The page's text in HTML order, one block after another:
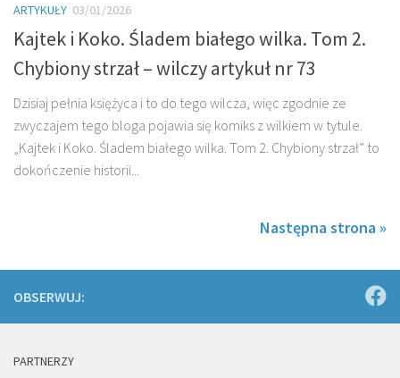
ARTYKUŁY 03/01/2026
Kajtek i Koko. Śladem białego wilka. Tom 2.
Chybiony strzał – wilczy artykuł nr 73
Dzisiaj pełnia księżyca i to do tego wilcza, więc zgodnie ze
zwyczajem tego bloga pojawia się komiks z wilkiem w tytule.
„Kajtek i Koko. Śladem białego wilka. Tom 2. Chybiony strzał” to
dokończenie historii...
Następna strona »
OBSERWUJ:
PARTNERZY